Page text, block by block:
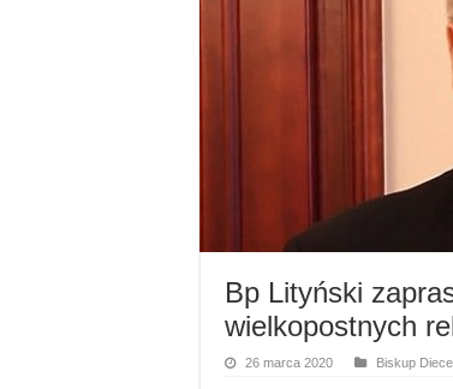
Bp Lityński
wielkopostnych
26 marca 2020 Biskup